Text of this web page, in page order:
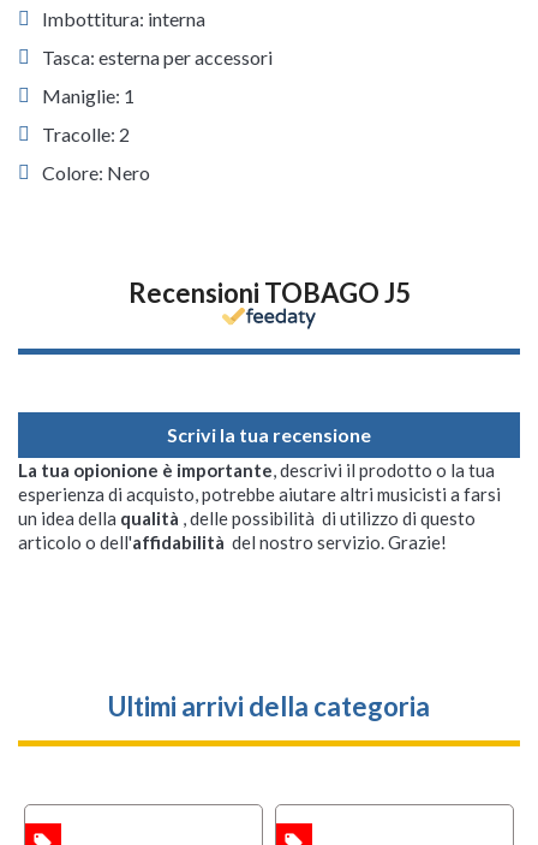
Imbottitura: interna
Tasca: esterna per accessori
Maniglie: 1
Tracolle: 2
Colore: Nero
Recensioni TOBAGO J5
Scrivi la tua recensione
La tua opionione è importante, descrivi il prodotto o la tua
esperienza di acquisto, potrebbe aiutare altri musicisti a farsi
un idea della qualità , delle possibilità di utilizzo di questo
articolo o dell'affidabilità del nostro servizio. Grazie!
Ultimi arrivi della categoria